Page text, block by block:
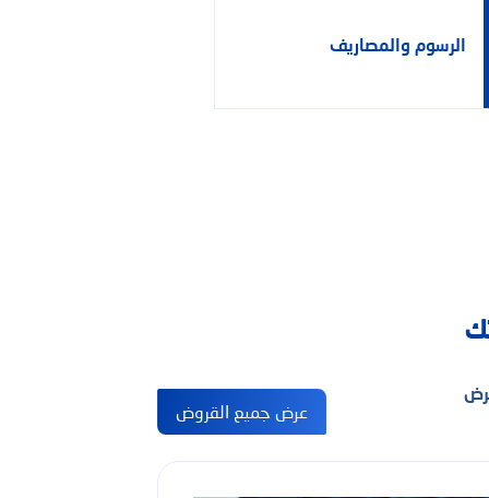
الرسوم والمصاريف
عرض جميع القروض